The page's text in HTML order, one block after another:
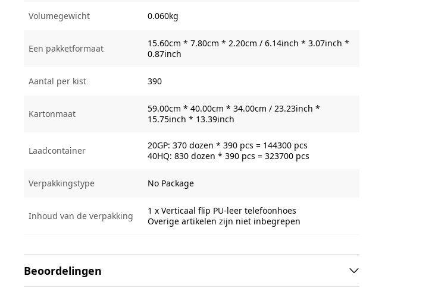
Volumegewicht 0.060kg
Een pakketformaat
15.60cm * 7.80cm * 2.20cm / 6.14inch * 3.07inch *
0.87inch
Aantal per kist 390
Kartonmaat
59.00cm * 40.00cm * 34.00cm / 23.23inch *
15.75inch * 13.39inch
Laadcontainer
20GP: 370 dozen * 390 pcs = 144300 pcs
40HQ: 830 dozen * 390 pcs = 323700 pcs
Verpakkingstype No Package
Inhoud van de verpakking
1 x Verticaal flip PU-leer telefoonhoes
Overige artikelen zijn niet inbegrepen
Beoordelingen